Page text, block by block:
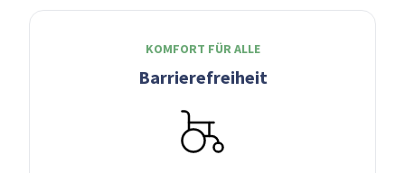
KOMFORT FÜR ALLE
Barrierefreiheit